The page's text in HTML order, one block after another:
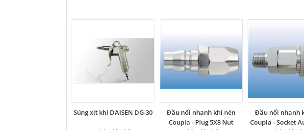
Súng xịt khí DAISEN DG-30
Đầu nối nhanh khí nén
Coupla - Plug 5X8 Nut
Đầu nối nhanh
Coupla - Socket